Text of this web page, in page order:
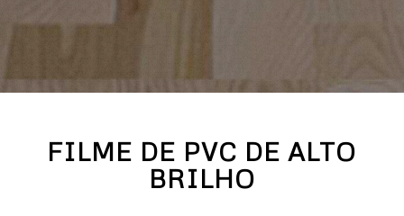
FILME DE PVC DE ALTO
BRILHO